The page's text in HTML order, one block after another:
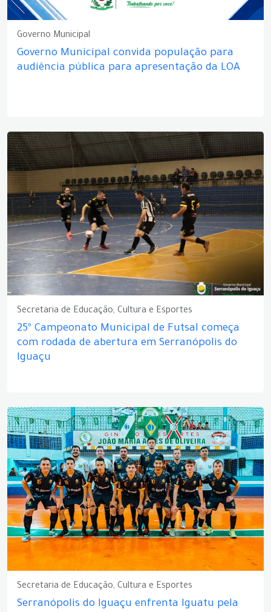
Governo Municipal
Governo Municipal convida população para
audiência pública para apresentação da LOA
Secretaria de Educação, Cultura e Esportes
25º Campeonato Municipal de Futsal começa
com rodada de abertura em Serranópolis do
Iguaçu
Secretaria de Educação, Cultura e Esportes
Serranópolis do Iguaçu enfrenta Iguatu pela